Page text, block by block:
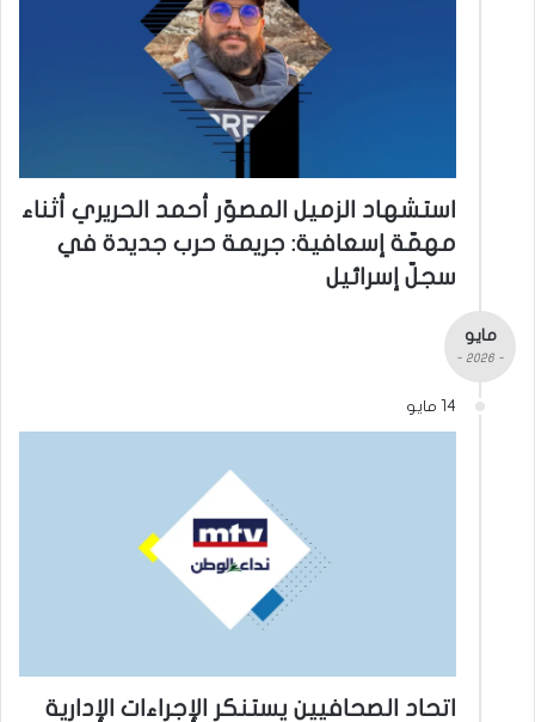
استشهاد الزميل المصوّر أحمد الحريري أثناء
مهمّة إسعافية: جريمة حرب جديدة في
سجلّ إسرائيل
مايو
- 2026 -
14 مايو
اتحاد الصحافيين يستنكر الإجراءات الإدارية